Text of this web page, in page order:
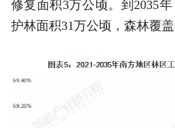
修复面积3万公顷。到2035
护林面积31万公顷，森林覆盖